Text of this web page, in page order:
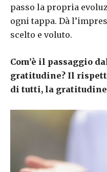
passo la propria
ogni tappa. Dà
scelto e voluto.
Com’è il passaggio
gratitudine? Il
di tutti, la gratitudine